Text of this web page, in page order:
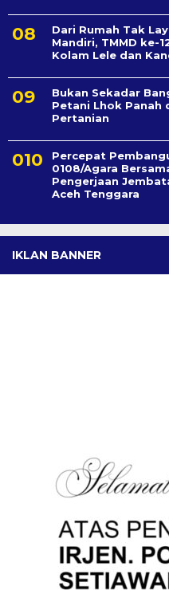
Dari Rumah Tak
Mandiri, TMMD ke-
Kolam Lele dan
Bukan Sekadar
Petani Lhok Panah
Pertanian
Percepat
0108/Agara
Pengerjaan
Aceh Tenggara
IKLAN BANNER